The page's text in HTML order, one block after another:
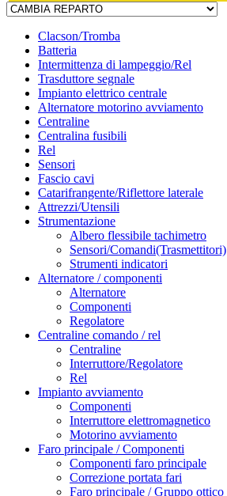
Clacson/Tromba
Batteria
Intermittenza di lampeggio/Rel
Trasduttore segnale
Impianto elettrico centrale
Alternatore motorino avviamento
Centraline
Centralina fusibili
Rel
Sensori
Fascio cavi
Catarifrangente/Riflettore laterale
Attrezzi/Utensili
Strumentazione
Albero flessibile tachimetro
Sensori/Comandi(Trasmettitori)
Strumenti indicatori
Alternatore / componenti
Alternatore
Componenti
Regolatore
Centraline comando / rel
Centraline
Interruttore/Regolatore
Rel
Impianto avviamento
Componenti
Interruttore elettromagnetico
Motorino avviamento
Faro principale / Componenti
Componenti faro principale
Correzione portata fari
Faro principale / Gruppo ottico